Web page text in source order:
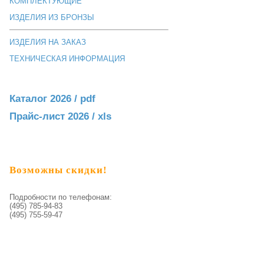
ИЗДЕЛИЯ ИЗ БРОНЗЫ
ИЗДЕЛИЯ НА ЗАКАЗ
ТЕХНИЧЕСКАЯ ИНФОРМАЦИЯ
Каталог 2026 / pdf
Прайс-лист 2026 / xls
Возможны скидки!
Подробности по телефонам:
(495) 785-94-83
(495) 755-59-47